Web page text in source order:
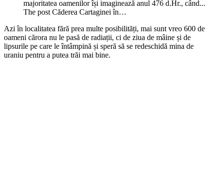
majoritatea oamenilor își imaginează anul 476 d.Hr., când...
The post Căderea Cartaginei în…
Azi în localitatea fără prea multe posibilități, mai sunt vreo 600 de
oameni cărora nu le pasă de radiații, ci de ziua de mâine și de
lipsurile pe care le întâmpină și speră să se redeschidă mina de
uraniu pentru a putea trăi mai bine.